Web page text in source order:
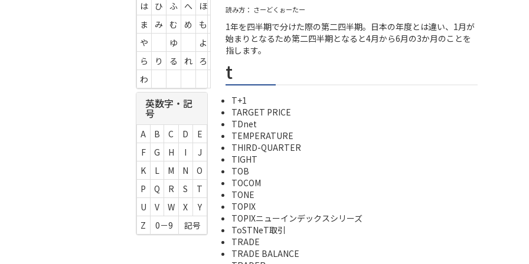
読み方： さーどくぉーたー
1年を四半期で分けた際の第二四半期。日本の年度とは違い、1月が
始まりとなるため第二四半期となると4月から6月の3か月のことを
指します。
t
T+1
TARGET PRICE
TDnet
TEMPERATURE
THIRD-QUARTER
TIGHT
TOB
TOCOM
TONE
TOPIX
TOPIXニューインデックスシリーズ
ToSTNeT取引
TRADE
TRADE BALANCE
は ひ ふ へ
ほ
ま
み む め
も
や
ゆ
よ
ら
り る れ
ろ
わ
英数字・記
号
A B C D
E
F
G H I
J
K
L M N
O
P
Q R S
T
U
V W X
Y
Z
0－9 記号